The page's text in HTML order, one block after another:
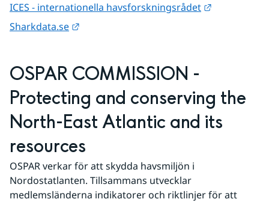
ICES - internationella havsforskningsrådet
Sharkdata.se
OSPAR COMMISSION -
Protecting and conserving the
North-East Atlantic and its
resources
OSPAR verkar för att skydda havsmiljön i
Nordostatlanten. Tillsammans utvecklar
medlemsländerna indikatorer och riktlinjer för att